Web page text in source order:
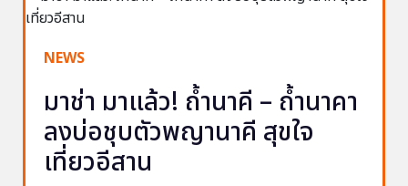
NEWS
มาช่า มาแล้ว! ถ้ำนาคี – ถ้ำนาคา
ลงบ่อชุบตัวพญานาคี สุขใจ
เที่ยวอีสาน